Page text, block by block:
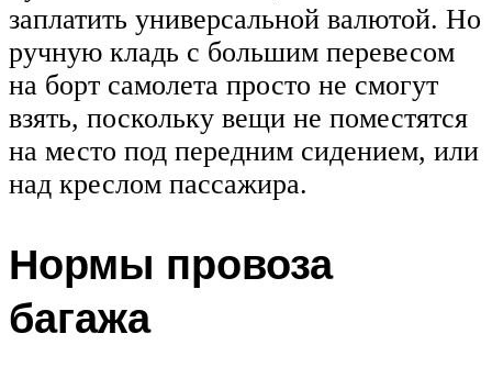
заплатить универсальной валютой. Но
ручную кладь с большим перевесом
на борт самолета просто не смогут
взять, поскольку вещи не поместятся
на место под передним сидением, или
над креслом пассажира.
Нормы провоза
багажа